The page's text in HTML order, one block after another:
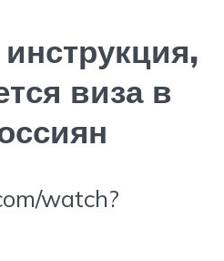
виза в
watch?